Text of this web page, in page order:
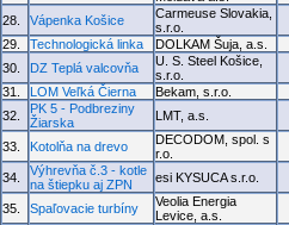
28. Vápenka Košice
Carmeuse Slovakia,
s.r.o.
29.
Technologická linka DOLKAM Šuja, a.s.
30.
DZ Teplá valcovňa
U. S. Steel Košice,
s.r.o.
31.
LOM Veľká Čierna Bekam, s.r.o.
32.
PK 5 - Podbreziny
Žiarska
LMT, a.s.
33. Kotolňa na drevo
DECODOM, spol. s
r.o.
34.
Výhrevňa č.3 - kotle
na štiepku aj ZPN
esi KYSUCA s.r.o.
35. Spaľovacie turbíny
Veolia Energia
Levice, a.s.